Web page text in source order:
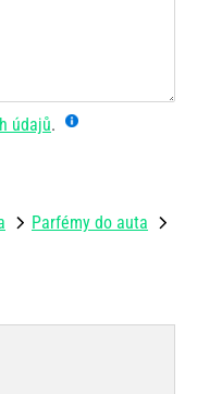
údajů.
Parfémy do auta